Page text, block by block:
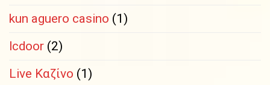
kun aguero casino (1)
lcdoor (2)
Live Καζίνο (1)